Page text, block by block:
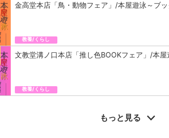
金高堂本店「鳥・動物フェア」/本屋遊泳～ブ
教養/くらし
文教堂溝ノ口本店「推し色BOOKフェア」/本
教養/くらし
もっと見る